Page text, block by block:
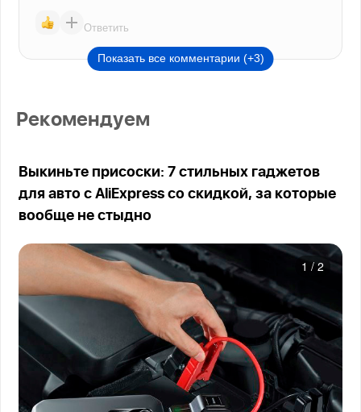
Ответить
Показать все комментарии (+3)
Рекомендуем
Выкиньте присоски: 7 стильных гаджетов
для авто с AliExpress со скидкой, за которые
вообще не стыдно
1 / 2